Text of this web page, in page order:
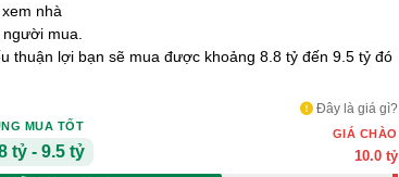
nhà
mua.
thuận lợi bạn sẽ mua được khoảng 8.8 tỷ đến 9.5 tỷ đó
Đây là giá gì?
MUA TỐT
tỷ - 9.5 tỷ
GIÁ CHÀO
10.0 tỷ